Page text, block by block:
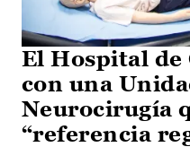
El Hospital de
con una
Neurocirugía
“referencia